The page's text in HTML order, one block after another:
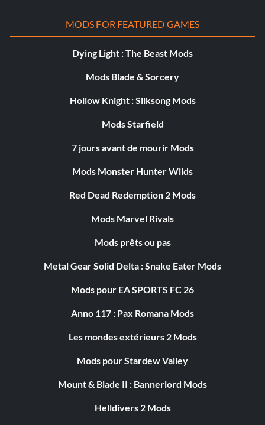
MODS FOR FEATURED GAMES
Dying Light : The Beast Mods
Mods Blade & Sorcery
Hollow Knight : Silksong Mods
Mods Starfield
7 jours avant de mourir Mods
Mods Monster Hunter Wilds
Red Dead Redemption 2 Mods
Mods Marvel Rivals
Mods prêts ou pas
Metal Gear Solid Delta : Snake Eater Mods
Mods pour EA SPORTS FC 26
Anno 117 : Pax Romana Mods
Les mondes extérieurs 2 Mods
Mods pour Stardew Valley
Mount & Blade II : Bannerlord Mods
Helldivers 2 Mods